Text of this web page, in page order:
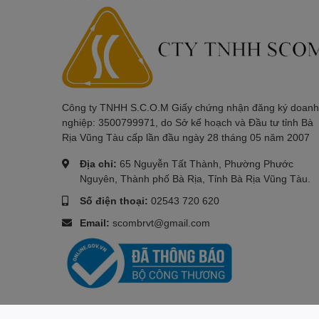
độ nhạy cao và vô cùng bền bỉ giúp cho công việc
có thể nâng cao năng suất và chất lượng công việc
hiệu quả cao và sự tiện lợi cho các tác vụ cần thao tác
Touchpad nhạy bén cũng là điểm cộng cho chiếc
lớp nhám mịn giúp cho việc thao tác chuột trở nên
Cổng kết nối
Laptop Dell Inspiron 3530 N3530 còn được hỗ trợ
Các cổng được bố trí ở hai cạnh bên máy, thuận lợi
USB 3.2 Type-C, 1 x USB 2.0, 1 HDMI 1.4 port, 1 Audio
Công ty TNHH S.C.O.M Giấy chứng nhận đăng ký doanh
nghiệp: 3500799971, do Sở kế hoạch và Đầu tư tỉnh Bà
Rịa Vũng Tàu cấp lần đầu ngày 28 tháng 05 năm 2007
Địa chỉ: 65 Nguyễn Tất Thành, Phường Phước
Nguyên, Thành phố Bà Rịa, Tỉnh Bà Rịa Vũng Tàu.
Số điện thoại: 02543 720 620
Email: scombrvt@gmail.com